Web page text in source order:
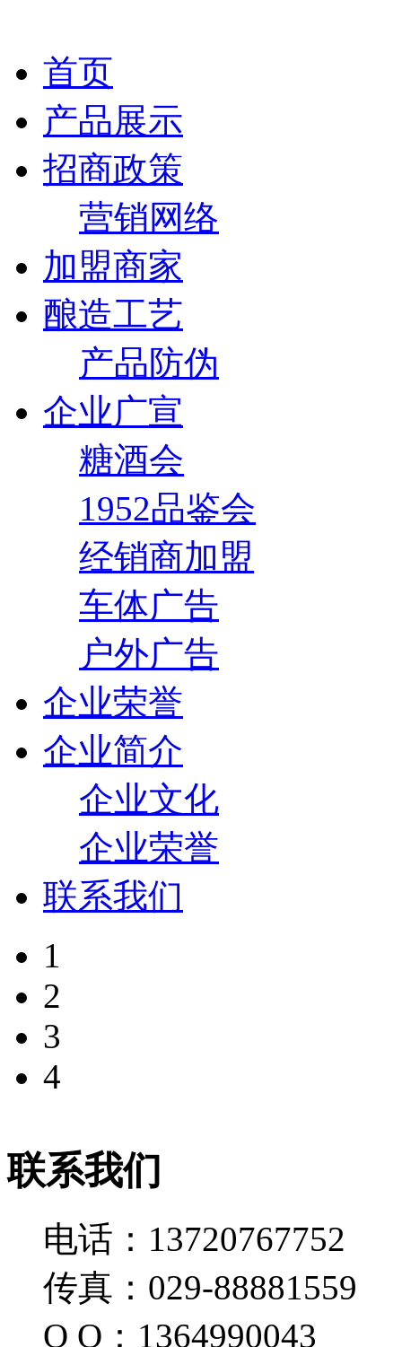
首页
产品展示
招商政策
营销网络
加盟商家
酿造工艺
产品防伪
企业广宣
糖酒会
1952品鉴会
经销商加盟
车体广告
户外广告
企业荣誉
企业简介
企业文化
企业荣誉
联系我们
1
2
3
4
联系我们
电话：13720767752
传真：029-88881559
Q Q：1364990043